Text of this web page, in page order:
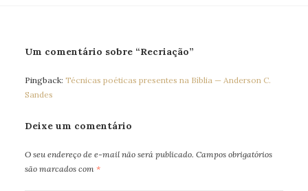
Um comentário sobre “Recriação”
Pingback: Técnicas poéticas presentes na Bíblia — Anderson C.
Sandes
Deixe um comentário
O seu endereço de e-mail não será publicado. Campos obrigatórios
são marcados com *